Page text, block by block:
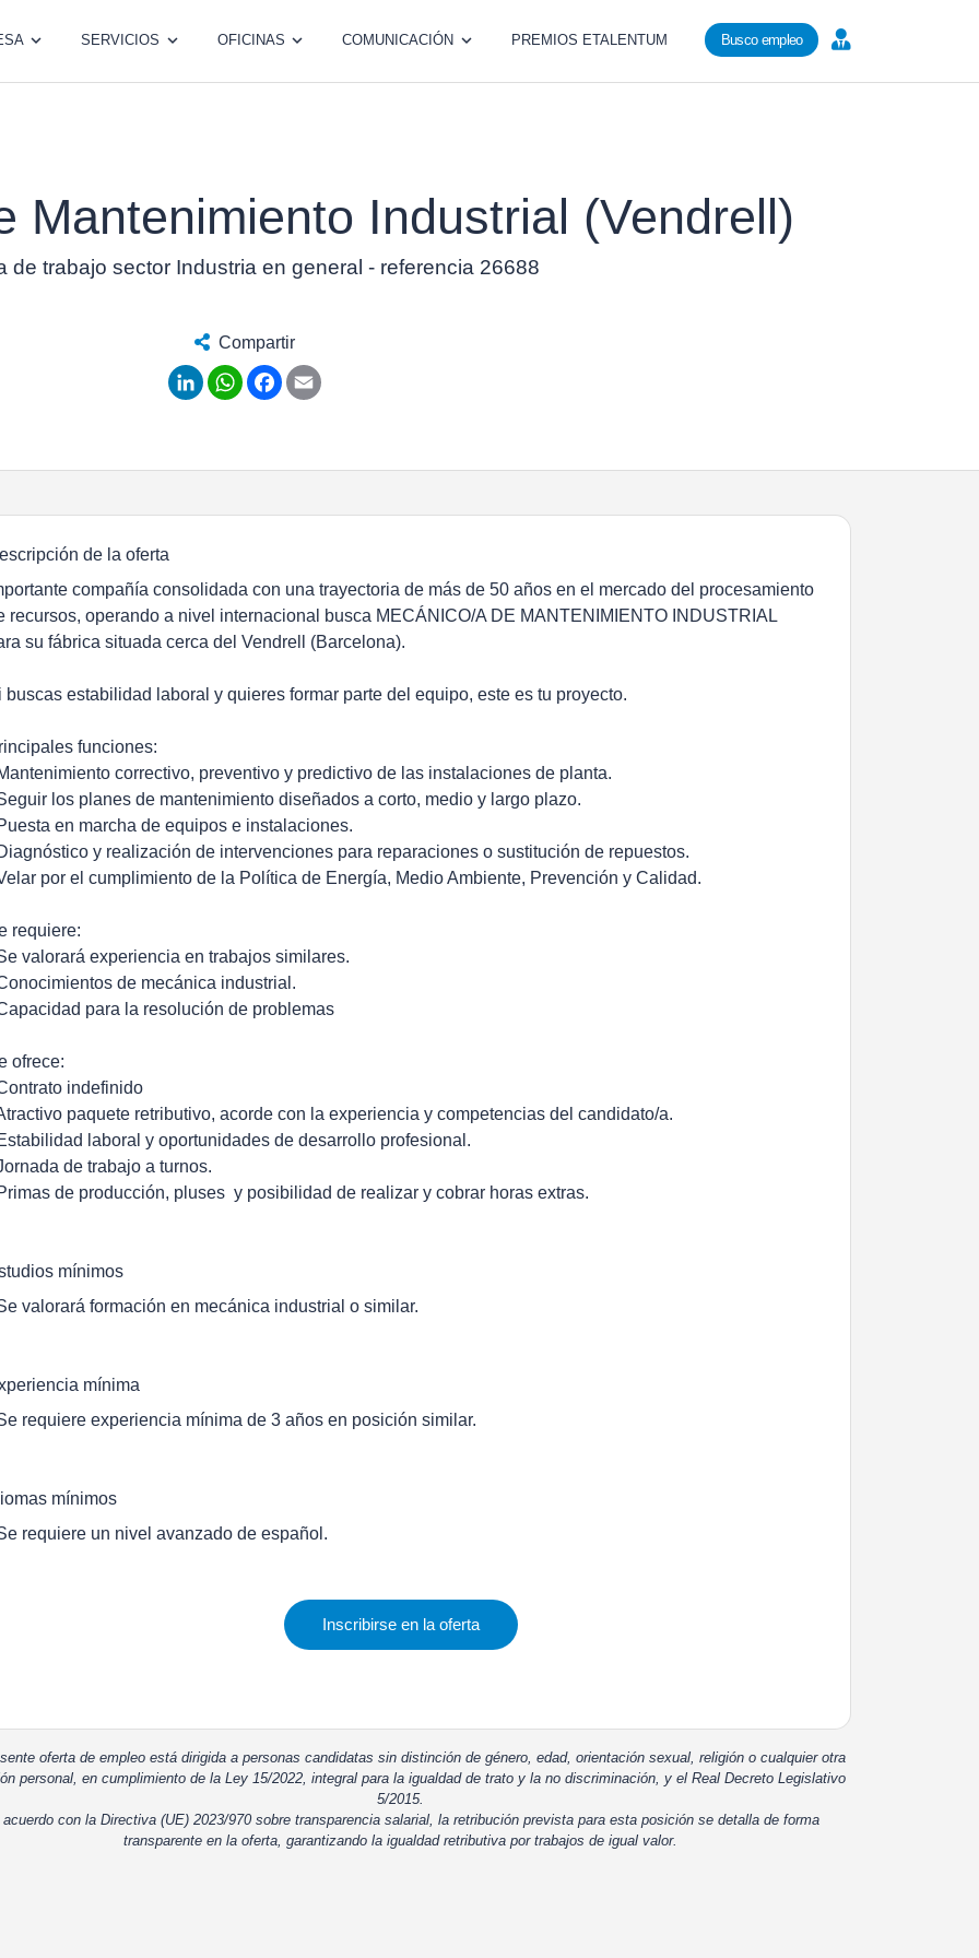
SERVICIOS OFICINAS COMUNICACIÓN PREMIOS ETALENTUM Busco empleo
Mantenimiento Industrial (Vendrell)
de trabajo sector Industria en general - referencia 26688
Compartir
LinkedInWhatsApp
Facebook
de la oferta
compañía consolidada con una trayectoria de más de 50 años en el mercado del procesamiento
recursos, operando a nivel internacional busca MECÁNICO/A DE MANTENIMIENTO INDUSTRIAL
su fábrica situada cerca del Vendrell (Barcelona).
buscas estabilidad laboral y quieres formar parte del equipo, este es tu proyecto.
funciones:
correctivo, preventivo y predictivo de las instalaciones de planta.
los planes de mantenimiento diseñados a corto, medio y largo plazo.
en marcha de equipos e instalaciones.
y realización de intervenciones para reparaciones o sustitución de repuestos.
por el cumplimiento de la Política de Energía, Medio Ambiente, Prevención y Calidad.
requiere:
valorará experiencia en trabajos similares.
de mecánica industrial.
para la resolución de problemas
ofrece:
indefinido
paquete retributivo, acorde con la experiencia y competencias del candidato/a.
laboral y oportunidades de desarrollo profesional.
de trabajo a turnos.
de producción, pluses y posibilidad de realizar y cobrar horas extras.
mínimos
valorará formación en mecánica industrial o similar.
mínima
requiere experiencia mínima de 3 años en posición similar.
mínimos
requiere un nivel avanzado de español.
Inscribirse en la oferta
oferta de empleo está dirigida a personas candidatas sin distinción de género, edad, orientación sexual, religión o cualquier otra
personal, en cumplimiento de la Ley 15/2022, integral para la igualdad de trato y la no discriminación, y el Real Decreto Legislativo
5/2015.
acuerdo con la Directiva (UE) 2023/970 sobre transparencia salarial, la retribución prevista para esta posición se detalla de forma
transparente en la oferta, garantizando la igualdad retributiva por trabajos de igual valor.